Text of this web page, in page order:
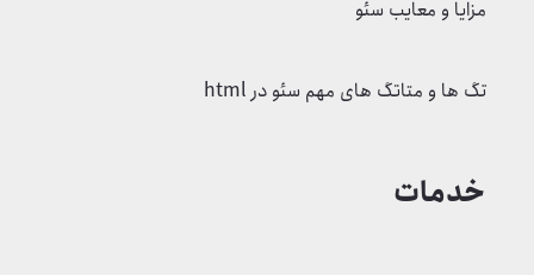
مزایا و معایب سئو
تگ ها و متاتگ های مهم سئو در html
خدمات